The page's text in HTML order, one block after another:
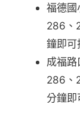
福德國
286、
鐘即可
成福
286、
分鐘即